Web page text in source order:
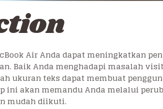
Air Anda dapat meningkatkan
Baik Anda menghadapi masalah
ukuran teks dapat membuat
ini akan memandu Anda melalui
mudah diikuti.